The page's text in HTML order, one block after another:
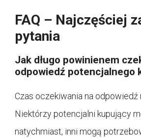
FAQ – Najczęściej
pytania
Jak długo powinienem
odpowiedź potencjalnego
Czas oczekiwania na odpowiedź
Niektórzy potencjalni kupujący
natychmiast, inni mogą